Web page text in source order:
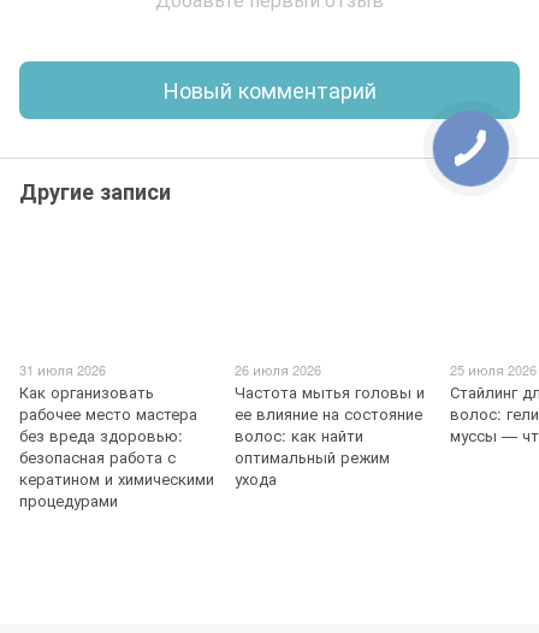
Новый комментарий
Другие записи
31 июля 2026
Как организовать
рабочее место мастера
без вреда здоровью:
безопасная работа с
кератином и химическими
процедурами
26 июля 2026
Частота мытья головы и
ее влияние на состояние
волос: как найти
оптимальный режим
ухода
25 июля 2026
Стайлинг
волос:
муссы —